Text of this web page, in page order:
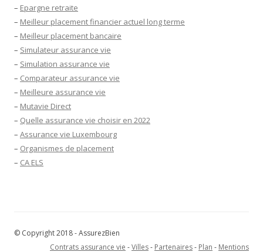
– Epargne retraite
– Meilleur placement financier actuel long terme
– Meilleur placement bancaire
– Simulateur assurance vie
– Simulation assurance vie
– Comparateur assurance vie
– Meilleure assurance vie
– Mutavie Direct
– Quelle assurance vie choisir en 2022
– Assurance vie Luxembourg
– Organismes de placement
– CA ELS
© Copyright 2018 - AssurezBien
Contrats assurance vie -Villes- Partenaires- Plan - Mentions